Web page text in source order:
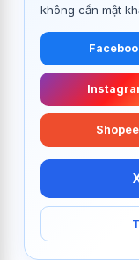
không cần mật
Shopee